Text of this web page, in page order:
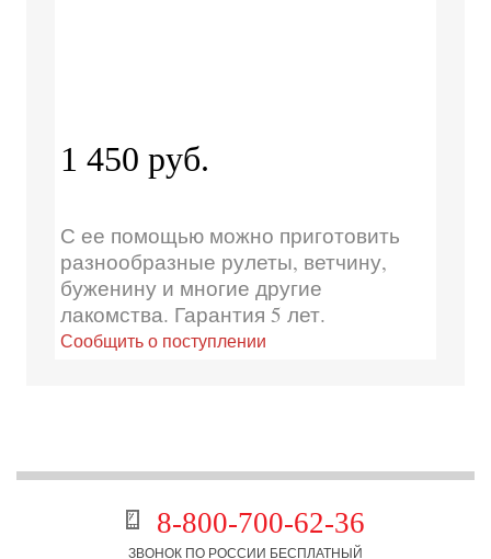
1 450 руб.
С ее помощью можно приготовить
разнообразные рулеты, ветчину,
буженину и многие другие
лакомства. Гарантия 5 лет.
Сообщить о поступлении
8-800-700-62-36
ЗВОНОК ПО РОССИИ БЕСПЛАТНЫЙ